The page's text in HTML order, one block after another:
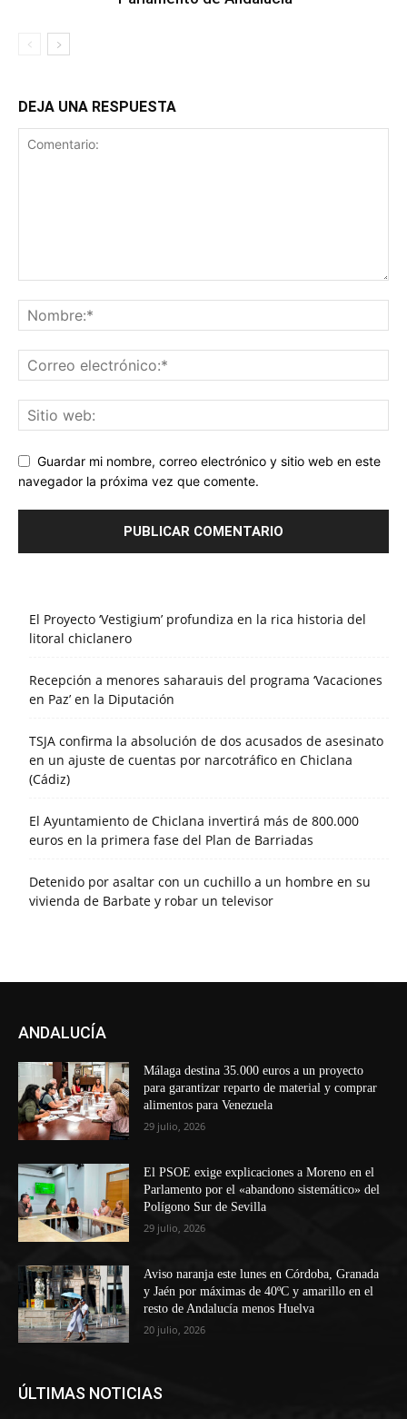
DEJA UNA RESPUESTA
Guardar mi nombre, correo electrónico y sitio web en este
navegador la próxima vez que comente.
El Proyecto ‘Vestigium’ profundiza en la rica historia del
litoral chiclanero
Recepción a menores saharauis del programa ‘Vacaciones
en Paz’ en la Diputación
TSJA confirma la absolución de dos acusados de asesinato
en un ajuste de cuentas por narcotráfico en Chiclana
(Cádiz)
El Ayuntamiento de Chiclana invertirá más de 800.000
euros en la primera fase del Plan de Barriadas
Detenido por asaltar con un cuchillo a un hombre en su
vivienda de Barbate y robar un televisor
ANDALUCÍA
Málaga destina 35.000 euros a un proyecto
para garantizar reparto de material y comprar
alimentos para Venezuela
29 julio, 2026
El PSOE exige explicaciones a Moreno en el
Parlamento por el «abandono sistemático» del
Polígono Sur de Sevilla
29 julio, 2026
Aviso naranja este lunes en Córdoba, Granada
y Jaén por máximas de 40ºC y amarillo en el
resto de Andalucía menos Huelva
20 julio, 2026
ÚLTIMAS NOTICIAS